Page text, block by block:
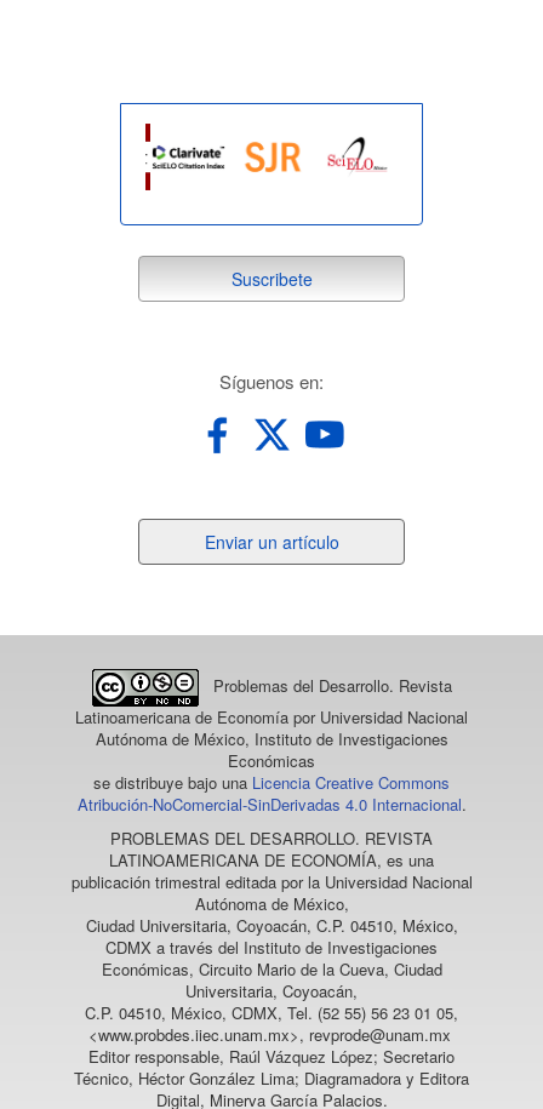
suscribete
Suscribete
Síguenos en:
un
Enviar un artículo
Problemas del Desarrollo. Revista
Latinoamericana de Economía por Universidad Nacional
Autónoma de México, Instituto de Investigaciones
Económicas
se distribuye bajo una Licencia Creative Commons
Atribución-NoComercial-SinDerivadas 4.0 Internacional.
PROBLEMAS DEL DESARROLLO. REVISTA
LATINOAMERICANA DE ECONOMÍA, es una
publicación trimestral editada por la Universidad Nacional
Autónoma de México,
Ciudad Universitaria, Coyoacán, C.P. 04510, México,
CDMX a través del Instituto de Investigaciones
Económicas, Circuito Mario de la Cueva, Ciudad
Universitaria, Coyoacán,
C.P. 04510, México, CDMX, Tel. (52 55) 56 23 01 05,
<www.probdes.iiec.unam.mx>, revprode@unam.mx
Editor responsable, Raúl Vázquez López; Secretario
Técnico, Héctor González Lima; Diagramadora y Editora
Digital, Minerva García Palacios.